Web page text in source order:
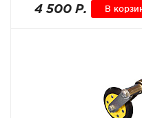
4 500 Р. В